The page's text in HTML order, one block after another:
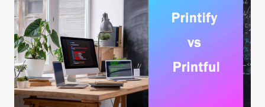
ULTIME
POUR
LES
VENDEURS
EN
LIGNE